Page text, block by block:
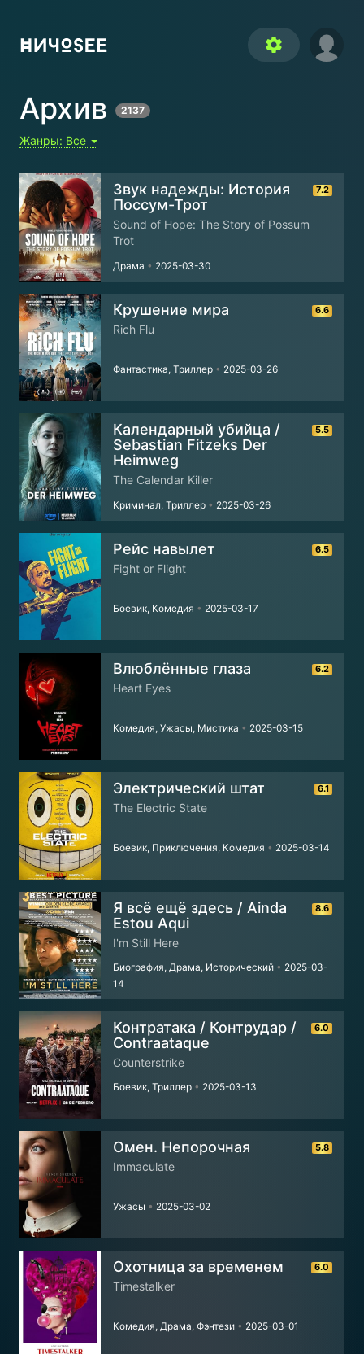
settings
Архив 2137
Жанры: Все
7.2
Звук надежды: История
Поссум-Трот
Sound of Hope: The Story of Possum
Trot
Драма • 2025-03-30
6.6
Крушение мира
Rich Flu
Фантастика, Триллер • 2025-03-26
5.5
Календарный убийца /
Sebastian Fitzeks Der
Heimweg
The Calendar Killer
Криминал, Триллер • 2025-03-26
6.5
Рейс навылет
Fight or Flight
Боевик, Комедия • 2025-03-17
6.2
Влюблённые глаза
Heart Eyes
Комедия, Ужасы, Мистика • 2025-03-15
6.1
Электрический штат
The Electric State
Боевик, Приключения, Комедия • 2025-03-14
8.6
Я всё ещё здесь / Ainda
Estou Aqui
I'm Still Here
Биография, Драма, Исторический • 2025-03-
14
6.0
Контратака / Контрудар /
Contraataque
Counterstrike
Боевик, Триллер • 2025-03-13
5.8
Омен. Непорочная
Immaculate
Ужасы • 2025-03-02
6.0
Охотница за временем
Timestalker
Комедия, Драма, Фэнтези • 2025-03-01